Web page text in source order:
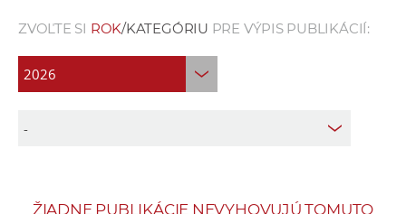
c
í
ZVOĽTE SI ROK/KATEGÓRIU PRE VÝPIS PUBLIKÁCIÍ:
ŽIADNE PUBLIKÁCIE NEVYHOVUJÚ TOMUTO